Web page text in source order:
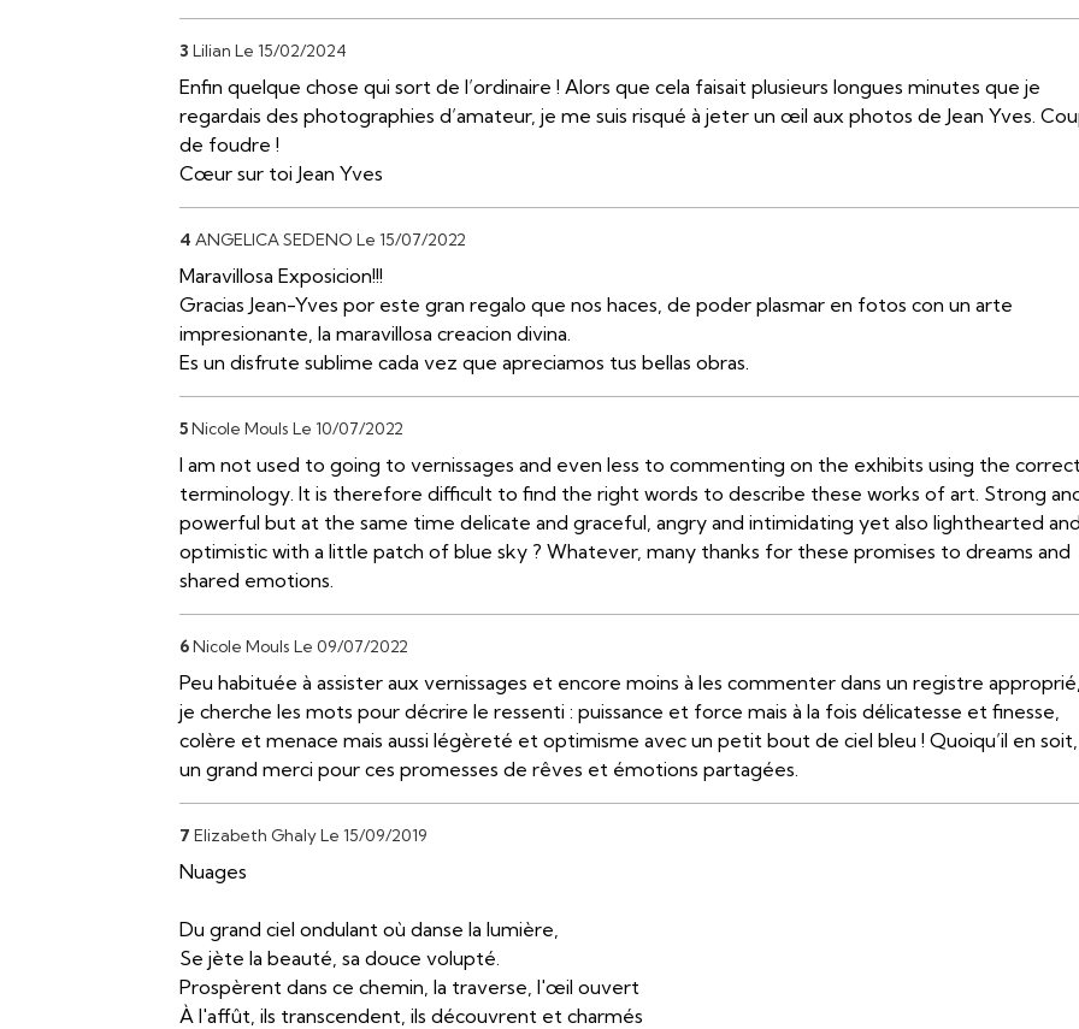
3 Lilian Le 15/02/2024
Enfin quelque chose qui sort de l’ordinaire ! Alors que cela faisait plusieurs longues minutes que je
regardais des photographies d’amateur, je me suis risqué à jeter un œil aux photos de Jean Yves.
de foudre !
Cœur sur toi Jean Yves
4 ANGELICA SEDENO Le 15/07/2022
Maravillosa Exposicion!!!
Gracias Jean-Yves por este gran regalo que nos haces, de poder plasmar en fotos con un arte
impresionante, la maravillosa creacion divina.
Es un disfrute sublime cada vez que apreciamos tus bellas obras.
5 Nicole Mouls Le 10/07/2022
I am not used to going to vernissages and even less to commenting on the exhibits using the
terminology. It is therefore difficult to find the right words to describe these works of art. Strong
powerful but at the same time delicate and graceful, angry and intimidating yet also lighthearted
optimistic with a little patch of blue sky ? Whatever, many thanks for these promises to dreams and
shared emotions.
6 Nicole Mouls Le 09/07/2022
Peu habituée à assister aux vernissages et encore moins à les commenter dans un registre
je cherche les mots pour décrire le ressenti : puissance et force mais à la fois délicatesse et finesse,
colère et menace mais aussi légèreté et optimisme avec un petit bout de ciel bleu ! Quoiqu’il en soit,
un grand merci pour ces promesses de rêves et émotions partagées.
7 Elizabeth Ghaly Le 15/09/2019
Nuages
Du grand ciel ondulant où danse la lumière,
Se jète la beauté, sa douce volupté.
Prospèrent dans ce chemin, la traverse, l'œil ouvert
À l'affût, ils transcendent, ils découvrent et charmés